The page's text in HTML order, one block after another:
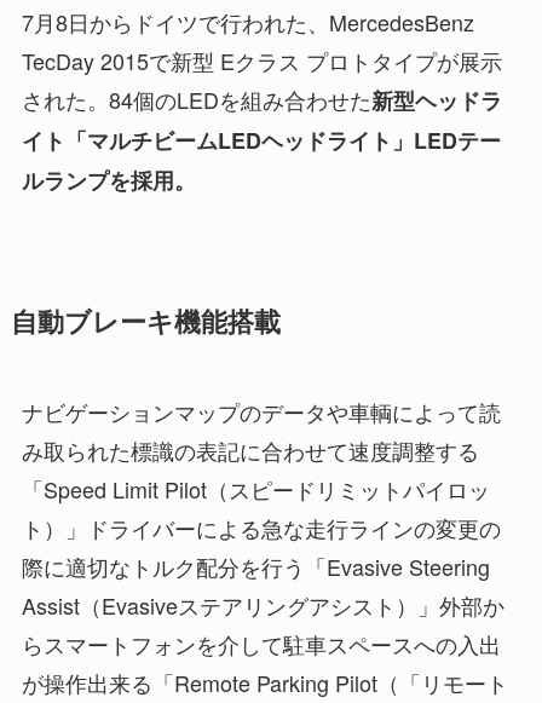
7月8日からドイツで行われた、MercedesBenz
TecDay 2015で新型 Eクラス プロトタイプが展示
された。84個のLEDを組み合わせた新型ヘッドラ
イト「マルチビームLEDヘッドライト」LEDテー
ルランプを採用。
自動ブレーキ機能搭載
ナビゲーションマップのデータや車輌によって読
み取られた標識の表記に合わせて速度調整する
「Speed Limit Pilot（スピードリミットパイロッ
ト）」ドライバーによる急な走行ラインの変更の
際に適切なトルク配分を行う「Evasive Steering
Assist（Evasiveステアリングアシスト）」外部か
らスマートフォンを介して駐車スペースへの入出
が操作出来る「Remote Parking Pilot（「リモート